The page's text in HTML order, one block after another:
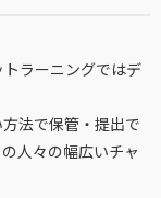
ラーニングではデ
法で保管・提出で
人々の幅広いチャ